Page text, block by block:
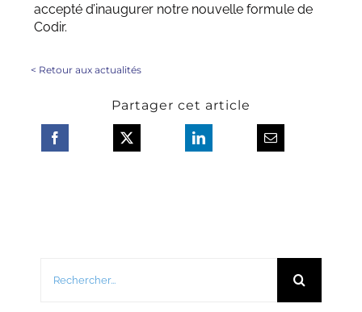
accepté d’inaugurer notre nouvelle formule de
Codir.
< Retour aux actualités
Partager cet article